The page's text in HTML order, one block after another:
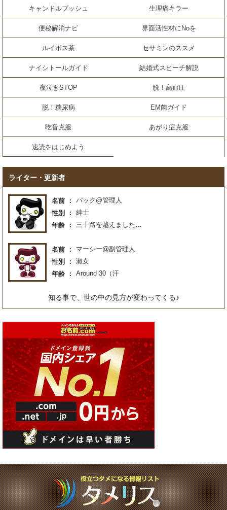
キャンドルブッシュ 生理痛キラー
便秘解消ナビ 界面活性材にNoを
ルイボス茶 セサミンのススメ
ナイシトールガイド 結婚式スピーチ解説
夜泣きSTOP 脱！高血圧
脱！糖尿病 EM菌ガイド
吃音克服 あがり症克服
速読をはじめよう
ライター・更新者
名前
パック@管理人
性別
紳士
年齢
三十路を越えました…
名前
マーシー@副管理人
性別
淑女
年齢
Around 30（汗
知る事で、世の中の見方が変わってくる♪